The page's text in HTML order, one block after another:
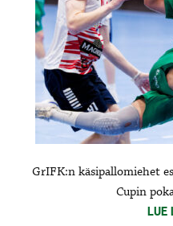
GrIFK:n käsipallomiehet
Cupin
LUE